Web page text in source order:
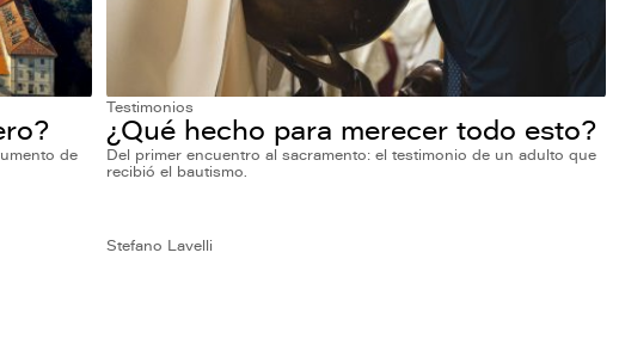
de
Testimonios
¿Qué hecho para merecer todo esto?
Del primer encuentro al sacramento: el testimonio de un adulto que
recibió el bautismo.
Stefano Lavelli